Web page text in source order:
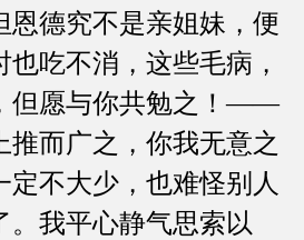
恩德究不是亲姐妹，便
吃不消，这些毛病，
但愿与你共勉之！——
推而广之，你我无意之
定不大少，也难怪别人
。我平心静气思索以